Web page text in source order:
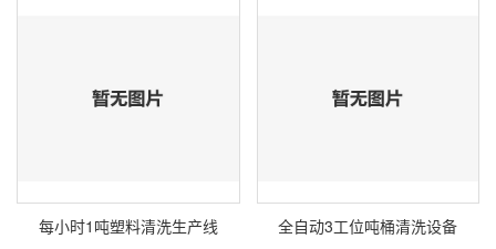
每小时1吨塑料清洗生产线 全自动3工位吨桶清洗设备